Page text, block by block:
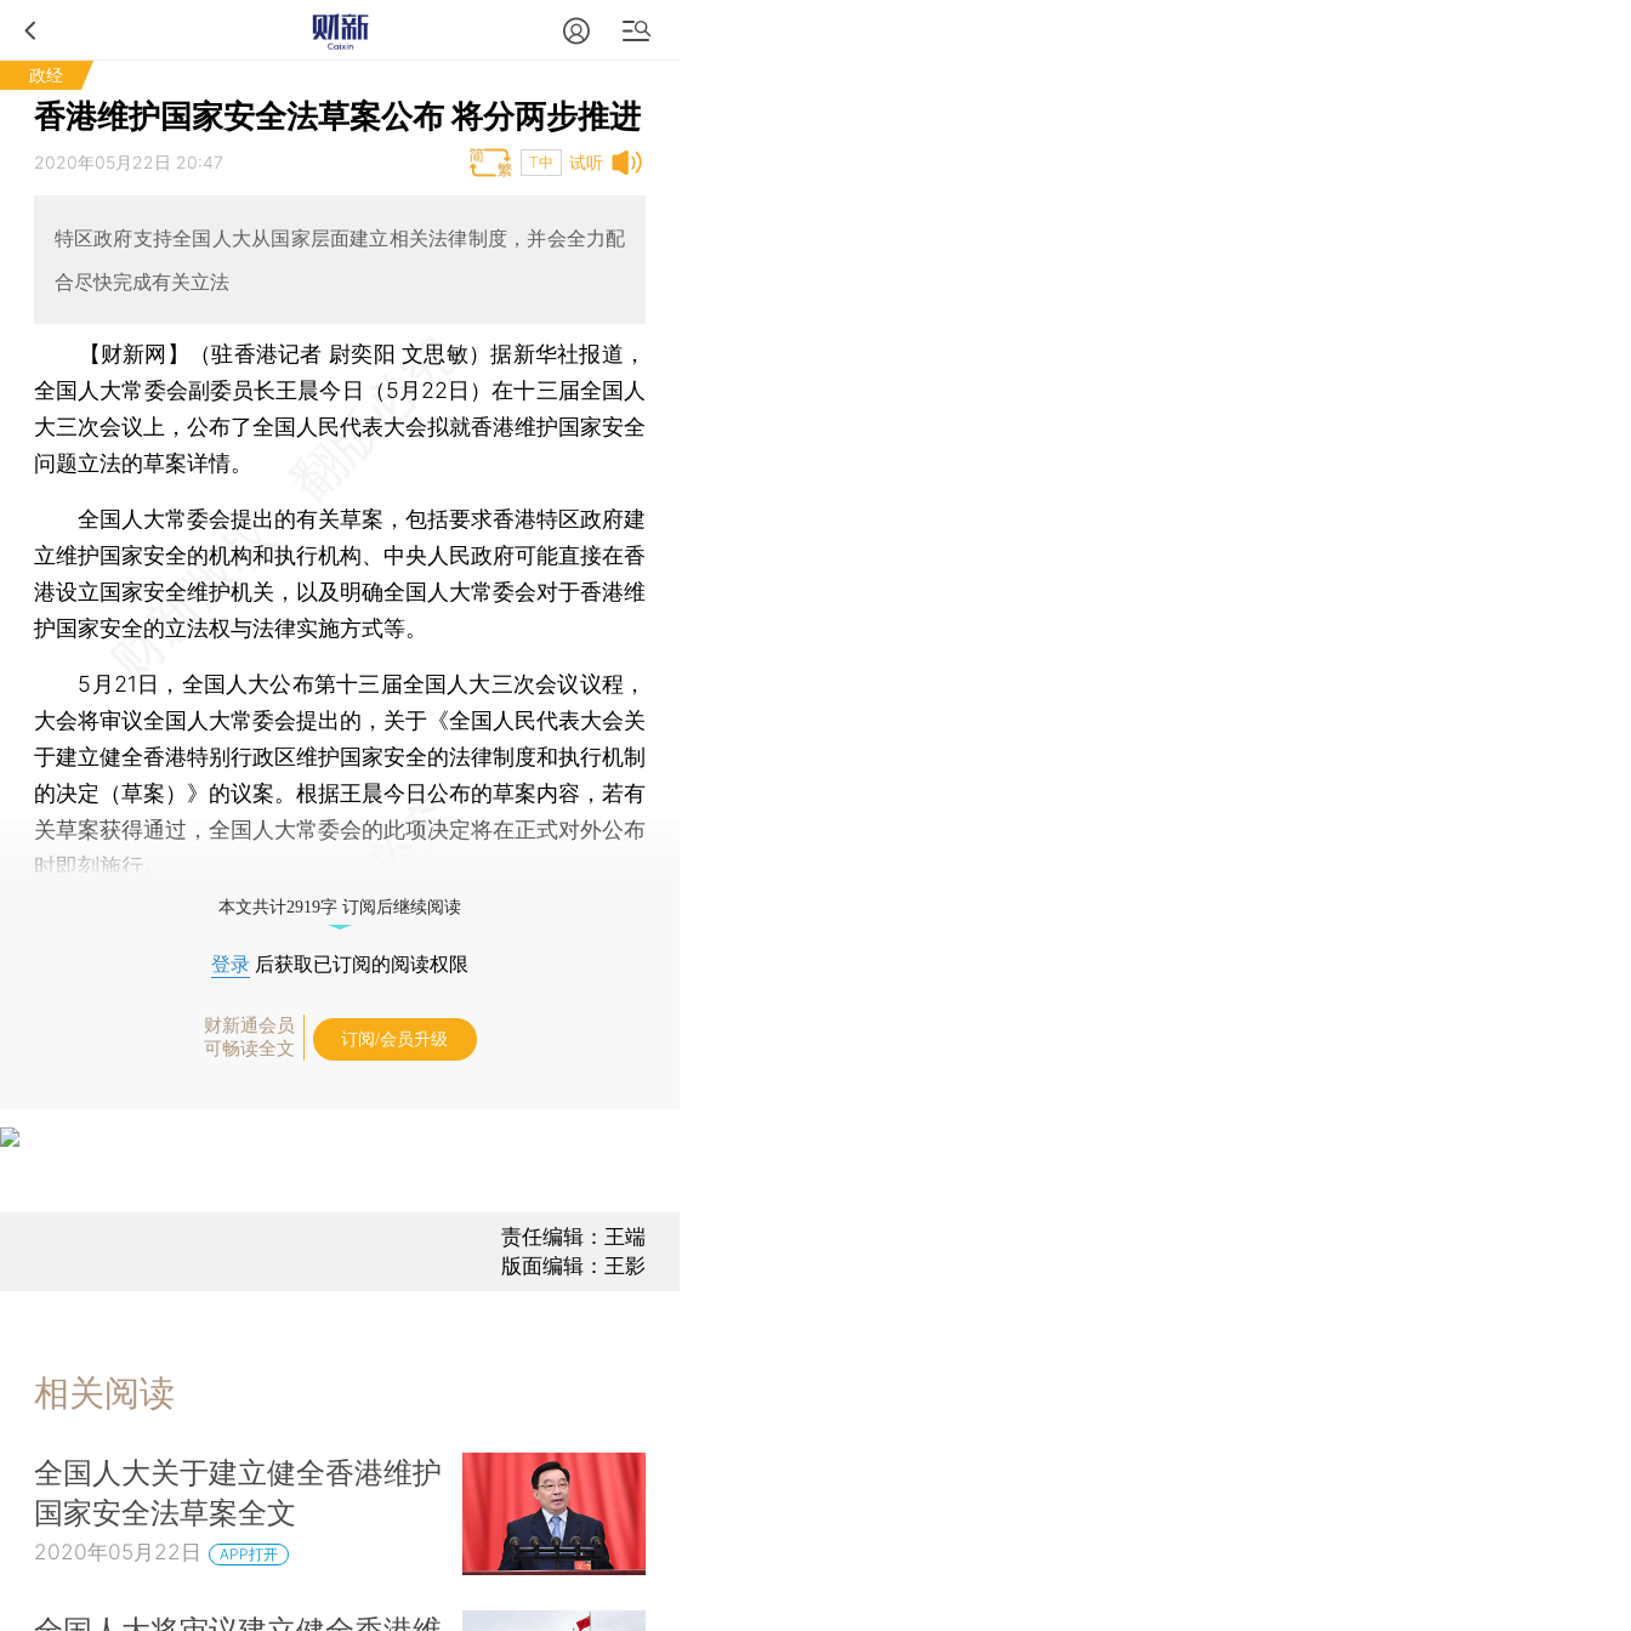
政经
香港维护国家安全法草案公布 将分两步推进
试听
2020年05月22日 20:47 T中
特区政府支持全国人大从国家层面建立相关法律制度，并会全力配
合尽快完成有关立法
【财新网】（驻香港记者 尉奕阳 文思敏）据新华社报道，
全国人大常委会副委员长王晨今日（5月22日）在十三届全国人
大三次会议上，公布了全国人民代表大会拟就香港维护国家安全
问题立法的草案详情。
全国人大常委会提出的有关草案，包括要求香港特区政府建
立维护国家安全的机构和执行机构、中央人民政府可能直接在香
港设立国家安全维护机关，以及明确全国人大常委会对于香港维
护国家安全的立法权与法律实施方式等。
5月21日，全国人大公布第十三届全国人大三次会议议程，
大会将审议全国人大常委会提出的，关于《全国人民代表大会关
于建立健全香港特别行政区维护国家安全的法律制度和执行机制
的决定（草案）》的议案。根据王晨今日公布的草案内容，若有
关草案获得通过，全国人大常委会的此项决定将在正式对外公布
时即刻施行。
本文共计2919字 订阅后继续阅读
登录 后获取已订阅的阅读权限
财新通会员
可畅读全文
订阅/会员升级
责任编辑：王端
版面编辑：王影
相关阅读
全国人大关于建立健全香港维护
国家安全法草案全文
2020年05月22日 APP打开